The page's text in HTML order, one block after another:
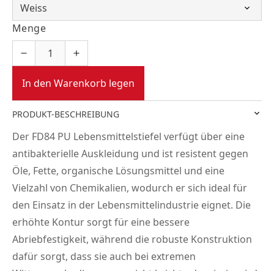
Menge
In den Warenkorb legen
PRODUKT-BESCHREIBUNG
Der FD84 PU Lebensmittelstiefel verfügt über eine
antibakterielle Auskleidung und ist resistent gegen
Öle, Fette, organische Lösungsmittel und eine
Vielzahl von Chemikalien, wodurch er sich ideal für
den Einsatz in der Lebensmittelindustrie eignet. Die
erhöhte Kontur sorgt für eine bessere
Abriebfestigkeit, während die robuste Konstruktion
dafür sorgt, dass sie auch bei extremen